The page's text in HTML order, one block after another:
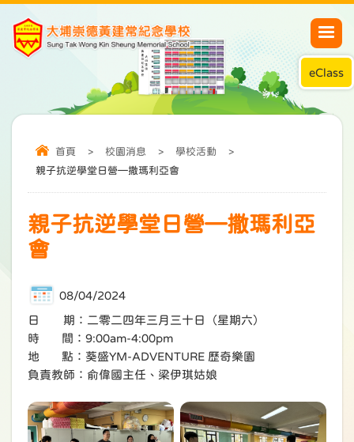
eClass
首頁 > 校園消息 > 學校活動
>
親子抗逆學堂日營—撒瑪利亞會
親子抗逆學堂日營—撒瑪利亞
會
08/04/2024
日 期：二零二四年三月三十日（星期六）
時 間：9:00am-4:00pm
地 點：葵盛YM-ADVENTURE 歷奇樂園
負責教師：俞偉國主任、梁伊琪姑娘